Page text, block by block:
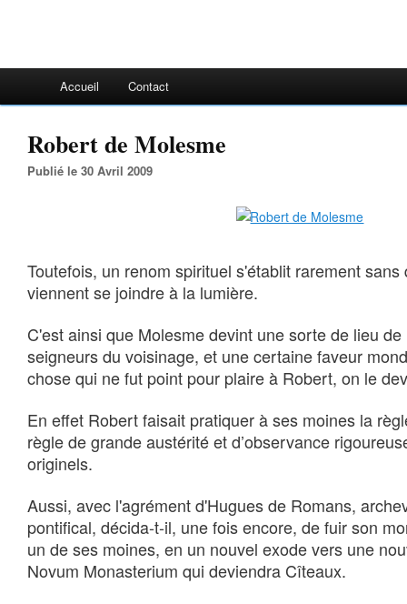
Accueil Contact
Robert de Molesme
Publié le 30 Avril 2009
Toutefois, un renom spirituel s'établit rarement
viennent se joindre à la lumière.
C'est ainsi que Molesme devint une sorte de lieu
seigneurs du voisinage, et une certaine faveur
chose qui ne fut point pour plaire à Robert, on le
En effet Robert faisait pratiquer à ses moines la
règle de grande austérité et d’observance
originels.
Aussi, avec l'agrément d'Hugues de Romans,
pontifical, décida-t-il, une fois encore, de fuir son
un de ses moines, en un nouvel exode vers une
Novum Monasterium qui deviendra Cîteaux.